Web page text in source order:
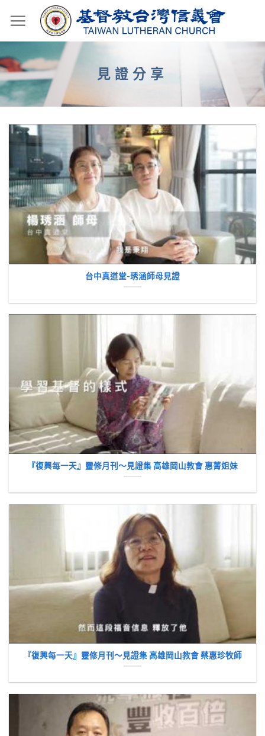
見證分享
台中真道堂-琇涵師母見證
『復興每一天』靈修月刊～見證集 高雄岡山教會 惠菁姐妹
『復興每一天』靈修月刊～見證集 高雄岡山教會 蔡惠珍牧師